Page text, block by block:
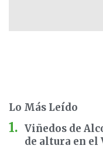
Lo Más Leído
Viñedos de
de altura en el